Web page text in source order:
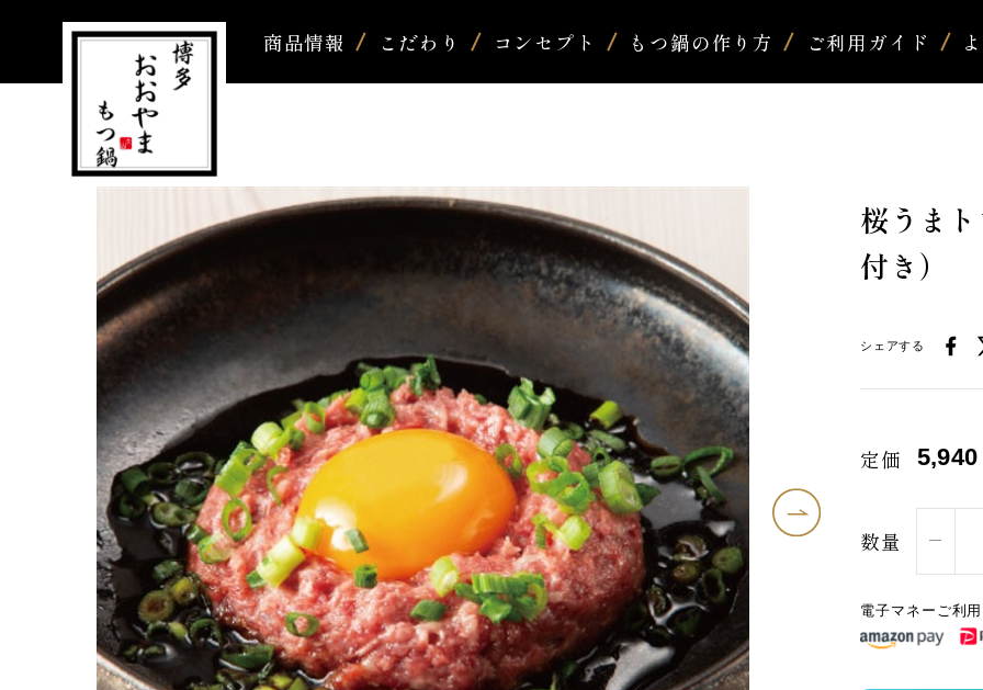
商品情報 こだわり コンセプト もつ鍋の作り方 ご利用ガイド
桜うま
付き）
シェアする
定価 5,940
数量
電子マネーご利